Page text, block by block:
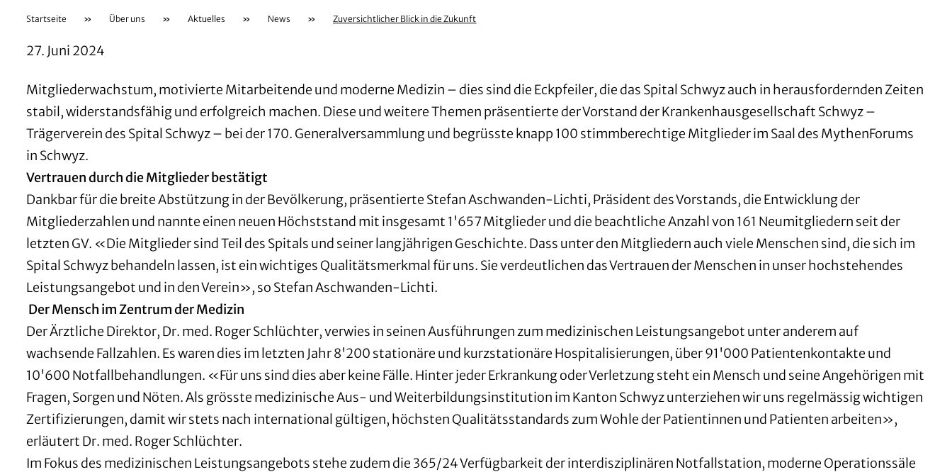
Startseite » Über uns » Aktuelles » News » Zuversichtlicher Blick in die Zukunft
27. Juni 2024
Mitgliederwachstum, motivierte Mitarbeitende und moderne Medizin – dies sind die Eckpfeiler, die das Spital Schwyz auch in herausfordernden Zeiten
stabil, widerstandsfähig und erfolgreich machen. Diese und weitere Themen präsentierte der Vorstand der Krankenhausgesellschaft Schwyz –
Trägerverein des Spital Schwyz – bei der 170. Generalversammlung und begrüsste knapp 100 stimmberechtige Mitglieder im Saal des MythenForums
in Schwyz.
Vertrauen durch die Mitglieder bestätigt
Dankbar für die breite Abstützung in der Bevölkerung, präsentierte Stefan Aschwanden-Lichti, Präsident des Vorstands, die Entwicklung der
Mitgliederzahlen und nannte einen neuen Höchststand mit insgesamt 1'657 Mitglieder und die beachtliche Anzahl von 161 Neumitgliedern seit der
letzten GV. «Die Mitglieder sind Teil des Spitals und seiner langjährigen Geschichte. Dass unter den Mitgliedern auch viele Menschen sind, die sich im
Spital Schwyz behandeln lassen, ist ein wichtiges Qualitätsmerkmal für uns. Sie verdeutlichen das Vertrauen der Menschen in unser hochstehendes
Leistungsangebot und in den Verein», so Stefan Aschwanden-Lichti.
Der Mensch im Zentrum der Medizin
Der Ärztliche Direktor, Dr. med. Roger Schlüchter, verwies in seinen Ausführungen zum medizinischen Leistungsangebot unter anderem auf
wachsende Fallzahlen. Es waren dies im letzten Jahr 8'200 stationäre und kurzstationäre Hospitalisierungen, über 91'000 Patientenkontakte und
10'600 Notfallbehandlungen. «Für uns sind dies aber keine Fälle. Hinter jeder Erkrankung oder Verletzung steht ein Mensch und seine Angehörigen mit
Fragen, Sorgen und Nöten. Als grösste medizinische Aus- und Weiterbildungsinstitution im Kanton Schwyz unterziehen wir uns regelmässig wichtigen
Zertifizierungen, damit wir stets nach international gültigen, höchsten Qualitätsstandards zum Wohle der Patientinnen und Patienten arbeiten»,
erläutert Dr. med. Roger Schlüchter.
Im Fokus des medizinischen Leistungsangebots stehe zudem die 365/24 Verfügbarkeit der interdisziplinären Notfallstation, moderne Operationssäle